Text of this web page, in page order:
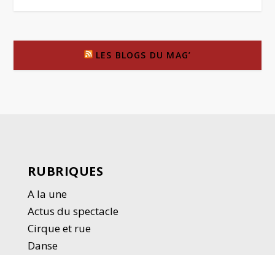
LES BLOGS DU MAG’
RUBRIQUES
A la une
Actus du spectacle
Cirque et rue
Danse